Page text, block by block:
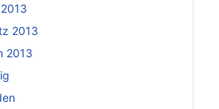
2013
2013